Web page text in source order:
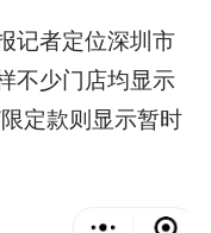
记者定位深圳市
不少门店均显示
定款则显示暂时